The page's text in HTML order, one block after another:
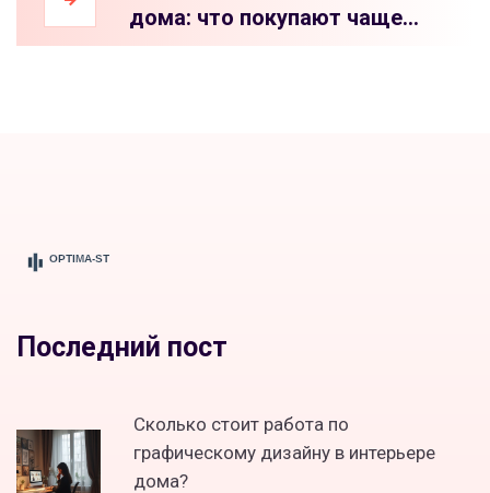
дома: что покупают чаще
всего в 2025 году
Последний пост
Сколько стоит работа по
графическому дизайну в интерьере
дома?